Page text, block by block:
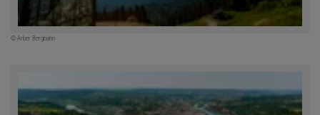
© Arber Bergbahn